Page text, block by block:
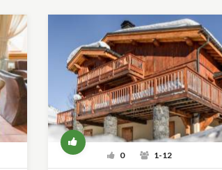
0 1-12